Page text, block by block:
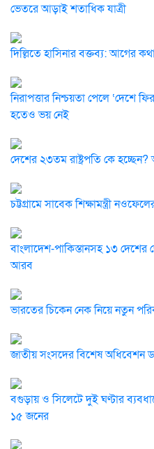
ভেতরে আড়াই শতাধিক যাত্রী
দিল্লিতে হাসিনার বক্তব্য: আগের
নিরাপত্তার নিশ্চয়তা পেলে ‘দেশে
হতেও ভয় নেই
দেশের ২৩তম রাষ্ট্রপতি কে
চট্টগ্রামে সাবেক শিক্ষামন্ত্রী
বাংলাদেশ-পাকিস্তানসহ ১৩
আরব
ভারতের চিকেন নেক নিয়ে নতুন
জাতীয় সংসদের বিশেষ অধিবেশন
বগুড়ায় ও সিলেটে দুই ঘণ্টার
১৫ জনের